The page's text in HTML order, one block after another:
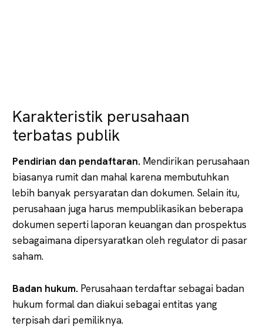
Karakteristik perusahaan
terbatas publik
Pendirian dan pendaftaran. Mendirikan perusahaan
biasanya rumit dan mahal karena membutuhkan
lebih banyak persyaratan dan dokumen. Selain itu,
perusahaan juga harus mempublikasikan beberapa
dokumen seperti laporan keuangan dan prospektus
sebagaimana dipersyaratkan oleh regulator di pasar
saham.
Badan hukum. Perusahaan terdaftar sebagai badan
hukum formal dan diakui sebagai entitas yang
terpisah dari pemiliknya.